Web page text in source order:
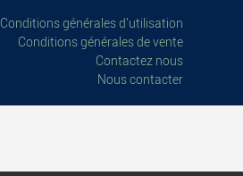
Conditions générales d'utilisation
Conditions générales de vente
Contactez nous
Nous contacter